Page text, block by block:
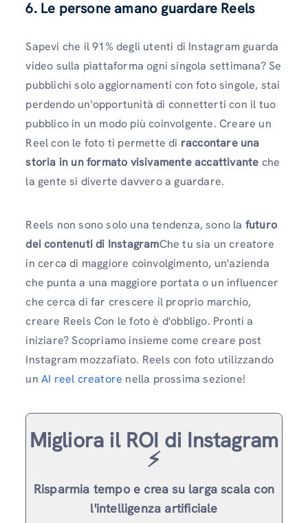
6. Le persone amano guardare Reels
Sapevi che il 91% degli utenti di Instagram guarda
video sulla piattaforma ogni singola settimana? Se
pubblichi solo aggiornamenti con foto singole, stai
perdendo un'opportunità di connetterti con il tuo
pubblico in un modo più coinvolgente. Creare un
Reel con le foto ti permette di raccontare una
storia in un formato visivamente accattivante che
la gente si diverte davvero a guardare.
Reels non sono solo una tendenza, sono la futuro
dei contenuti di InstagramChe tu sia un creatore
in cerca di maggiore coinvolgimento, un'azienda
che punta a una maggiore portata o un influencer
che cerca di far crescere il proprio marchio,
creare Reels Con le foto è d'obbligo. Pronti a
iniziare? Scopriamo insieme come creare post
Instagram mozzafiato. Reels con foto utilizzando
un AI reel creatore nella prossima sezione!
Migliora il ROI di Instagram
⚡️
Risparmia tempo e crea su larga scala con
l'intelligenza artificiale